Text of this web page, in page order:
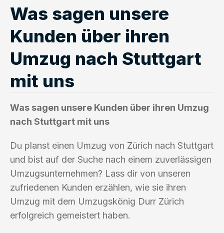
Was sagen unsere
Kunden über ihren
Umzug nach Stuttgart
mit uns
Was sagen unsere Kunden über ihren Umzug
nach Stuttgart mit uns
Du planst einen Umzug von Zürich nach Stuttgart
und bist auf der Suche nach einem zuverlässigen
Umzugsunternehmen? Lass dir von unseren
zufriedenen Kunden erzählen, wie sie ihren
Umzug mit dem Umzugskönig Durr Zürich
erfolgreich gemeistert haben.